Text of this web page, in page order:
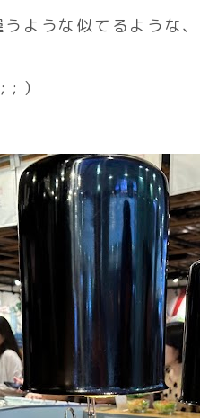
ような似てるような
; ）